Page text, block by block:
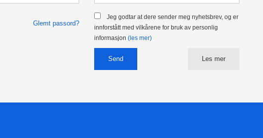
Glemt passord?
Jeg godtar at dere sender meg nyhetsbrev, og er
innforstått med vilkårene for bruk av personlig
informasjon (les mer)
Les mer